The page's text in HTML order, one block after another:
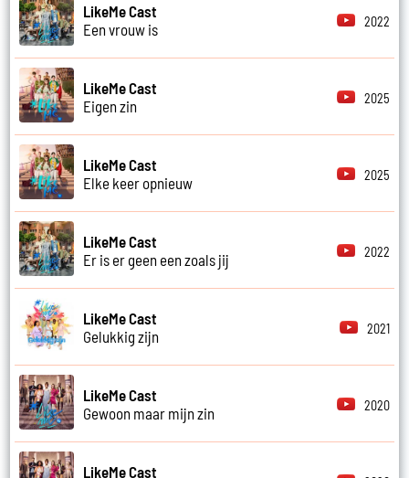
LikeMe Cast
Een vrouw is
2022
LikeMe Cast
Eigen zin
2025
LikeMe Cast
Elke keer opnieuw
2025
LikeMe Cast
Er is er geen een zoals jij
2022
LikeMe Cast
Gelukkig zijn
2021
LikeMe Cast
Gewoon maar mijn zin
2020
LikeMe Cast